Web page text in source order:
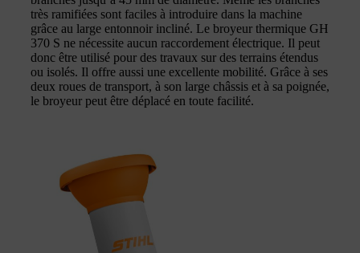
très ramifiées sont faciles à introduire dans la machine
grâce au large entonnoir incliné. Le broyeur thermique GH
370 S ne nécessite aucun raccordement électrique. Il peut
donc être utilisé pour des travaux sur des terrains étendus
ou isolés. Il offre aussi une excellente mobilité. Grâce à ses
deux roues de transport, à son large châssis et à sa poignée,
le broyeur peut être déplacé en toute facilité.